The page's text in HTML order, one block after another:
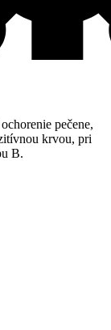
pečene,
krvou, pri
B.